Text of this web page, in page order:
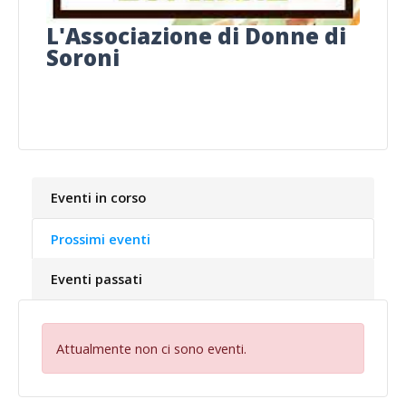
L'Associazione di Donne di
Soroni
Eventi in corso
Prossimi eventi
Eventi passati
Attualmente non ci sono eventi.